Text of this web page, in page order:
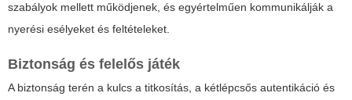
szabályok mellett működjenek, és egyértelműen kommunikálják a
nyerési esélyeket és feltételeket.
Biztonság és felelős játék
A biztonság terén a kulcs a titkosítás, a kétlépcsős autentikáció és